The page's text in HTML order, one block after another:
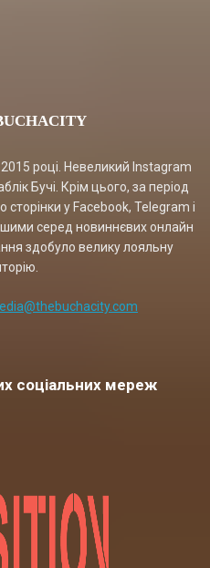
році. Невеликий Instagram
Бучі. Крім цього, за період
у Facebook, Telegram і
серед новиннєвих онлайн
здобуло велику лояльну
соціальних мереж